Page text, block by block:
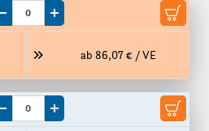
ab 86,07 € / VE
Menge um eine VE reduzieren
Menge um eine VE erhöhen
Menge um eine VE reduzieren
Menge um eine VE erhöhen